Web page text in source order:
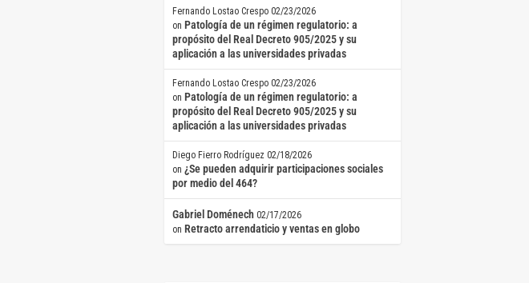
Fernando Lostao Crespo 02/23/2026
on Patología de un régimen regulatorio: a
propósito del Real Decreto 905/2025 y su
aplicación a las universidades privadas
Fernando Lostao Crespo 02/23/2026
on Patología de un régimen regulatorio: a
propósito del Real Decreto 905/2025 y su
aplicación a las universidades privadas
Diego Fierro Rodríguez 02/18/2026
on ¿Se pueden adquirir participaciones sociales
por medio del 464?
Gabriel Doménech 02/17/2026
on Retracto arrendaticio y ventas en globo